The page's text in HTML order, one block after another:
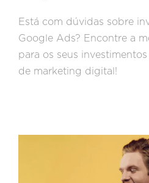
Está com dúvidas sobre
Google Ads? Encontre a
para os seus
de marketing digital!